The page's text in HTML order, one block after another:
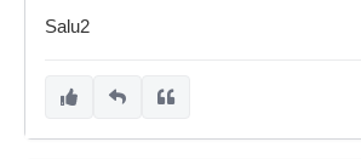
Salu2